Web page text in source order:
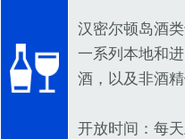
汉密尔顿岛酒
一系列本地和
酒，以及非酒精
开放时间：每